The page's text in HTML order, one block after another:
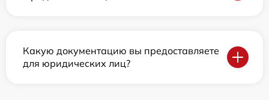
Какую документацию вы предоставляете
для юридических лиц?